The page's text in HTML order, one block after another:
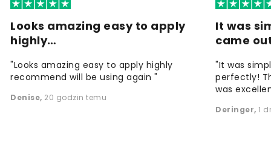
Looks amazing easy to apply
highly…
"Looks amazing easy to apply highly
recommend will be using again "
Denise, 20 godzin temu
It was
came
"It was
perfectly!
was
Deringer, 1